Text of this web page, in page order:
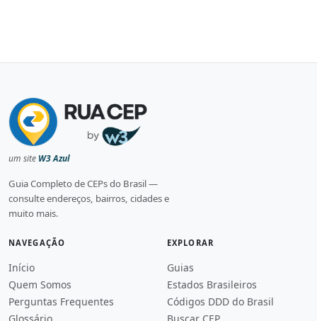
um site W3 Azul
Guia Completo de CEPs do Brasil —
consulte endereços, bairros, cidades e
muito mais.
NAVEGAÇÃO
Início
Quem Somos
Perguntas Frequentes
EXPLORAR
Guias
Estados Brasileiros
Códigos DDD do Brasil